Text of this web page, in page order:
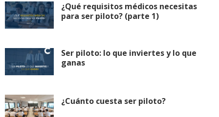
¿Qué requisitos médicos necesitas
para ser piloto? (parte 1)
Ser piloto: lo que inviertes y lo que
ganas
¿Cuánto cuesta ser piloto?